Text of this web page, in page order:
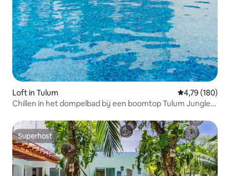
Loft in Tulum Gemiddelde
4,79 (180)
Chillen in het dompelbad bij een boomtop Tulum Jungle
Superhost
Superhost